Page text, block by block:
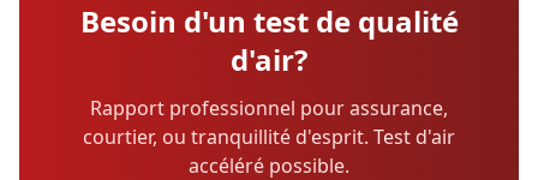
Besoin d'un test de qualité
d'air?
Rapport professionnel pour assurance,
courtier, ou tranquillité d'esprit. Test d'air
accéléré possible.